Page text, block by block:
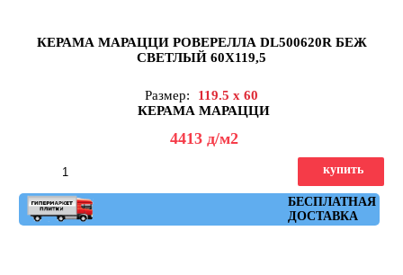
КЕРАМА МАРАЦЦИ РОВЕРЕЛЛА DL500620R БЕЖ
СВЕТЛЫЙ 60X119,5
Размер:
119.5 x 60
КЕРАМА МАРАЦЦИ
4413 д/м2
БЕСПЛАТНАЯ
ДОСТАВКА
купить